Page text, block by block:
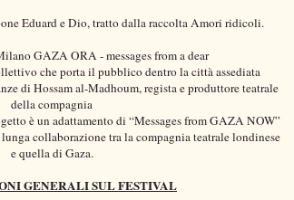
Eduard e Dio, tratto dalla raccolta Amori ridicoli.
GAZA ORA - messages from a dear
che porta il pubblico dentro la città assediata
di Hossam al-Madhoum, regista e produttore teatrale
della compagnia
è un adattamento di “Messages from GAZA NOW”
collaborazione tra la compagnia teatrale londinese
e quella di Gaza.
GENERALI SUL FESTIVAL